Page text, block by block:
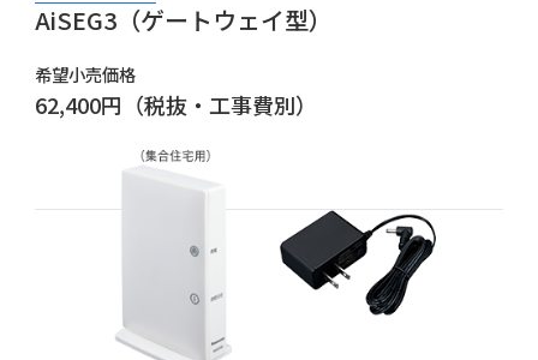
AiSEG3（ゲートウェイ型）
希望小売価格
62,400円（税抜・工事費別）